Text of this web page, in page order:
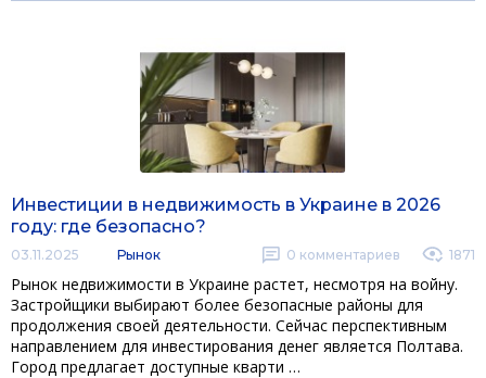
Инвестиции в недвижимость в Украине в 2026
году: где безопасно?
03.11.2025 Рынок 0 комментариев 1871
Рынок недвижимости в Украине растет, несмотря на войну.
Застройщики выбирают более безопасные районы для
продолжения своей деятельности. Сейчас перспективным
направлением для инвестирования денег является Полтава.
Город предлагает доступные кварти …